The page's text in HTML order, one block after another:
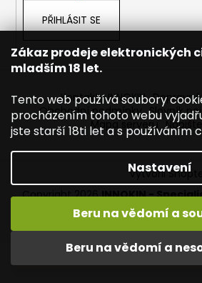
Zákaz prodeje elektronických
mladším 18 let.
Tento web používá soubory
procházením tohoto webu
jste starší 18ti let a s používáním
Nastavení
Beru na vědomí a
Beru na vědomí a
Vítejte ve světě INNOKIN. Nabízíme Vám
vapingu. DORUČENÍ ZDARMA nad 1000,-
í
t
?
HLEDAT
D
u
PŘIHLÁSIT SE
Kontakty INNOKIN
Obchodní podmínky Slovník
Mapa serveru
Vytvořil Shoptet
Copyright 2026INNOKIN -
Všechna práva vyhrazena.Upravit